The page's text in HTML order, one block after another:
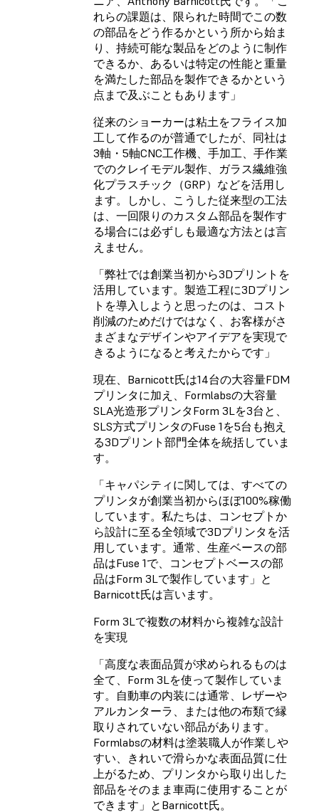
れらの課題は、限られた時間でこの数
の部品をどう作るかという所から始ま
り、持続可能な製品をどのように制作
できるか、あるいは特定の性能と重量
を満たした部品を製作できるかという
点まで及ぶこともあります」
従来のショーカーは粘土をフライス加
工して作るのが普通でしたが、同社は
3軸・5軸CNC工作機、手加工、手作業
でのクレイモデル製作、ガラス繊維強
化プラスチック（GRP）などを活用し
ます。しかし、こうした従来型の工法
は、一回限りのカスタム部品を製作す
る場合には必ずしも最適な方法とは言
えません。
「弊社では創業当初から3Dプリントを
活用しています。製造工程に3Dプリン
トを導入しようと思ったのは、コスト
削減のためだけではなく、お客様がさ
まざまなデザインやアイデアを実現で
きるようになると考えたからです」
現在、Barnicott氏は14台の大容量FDM
プリンタに加え、Formlabsの大容量
SLA光造形プリンタForm 3Lを3台と、
SLS方式プリンタのFuse 1を5台も抱え
る3Dプリント部門全体を統括していま
す。
「キャパシティに関しては、すべての
プリンタが創業当初からほぼ100%稼働
しています。私たちは、コンセプトか
ら設計に至る全領域で3Dプリンタを活
用しています。通常、生産ベースの部
品はFuse 1で、コンセプトベースの部
品はForm 3Lで製作しています」と
Barnicott氏は言います。
Form 3Lで複数の材料から複雑な設計
を実現
「高度な表面品質が求められるものは
全て、Form 3Lを使って製作していま
す。自動車の内装には通常、レザーや
アルカンターラ、または他の布類で縁
取りされていない部品があります。
Formlabsの材料は塗装職人が作業しや
すい、きれいで滑らかな表面品質に仕
上がるため、プリンタから取り出した
部品をそのまま車両に使用することが
できます」とBarnicott氏。